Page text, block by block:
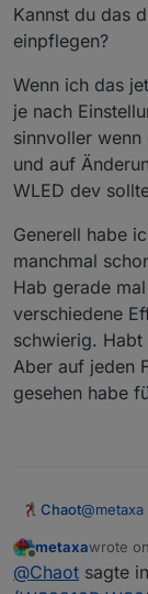
ich
Kannst du das
einpflegen?
Wenn ich das
je nach
sinnvoller
und auf
WLED dev
Generell habe
manchmal
Hab gerade
verschiedene
schwierig. Habt
Aber auf jeden
gesehen habe
Chaot@metaxa
(knapp
Soweit
sehen. Also werden immer 3 LEDs gleichzeitig
Offline
metaxawrote on
last
@Chaot sagte in